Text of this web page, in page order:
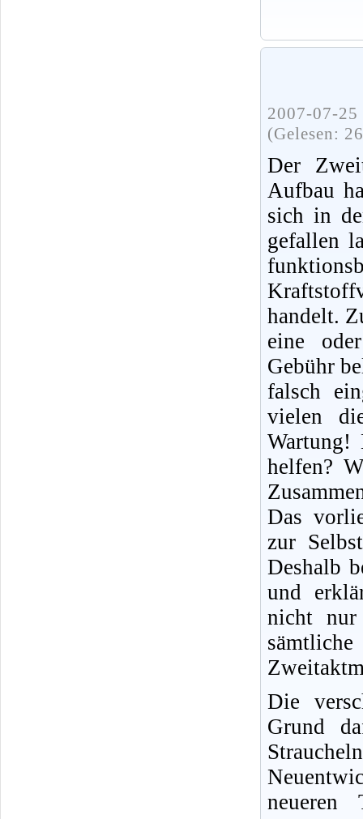
2007-07-
(Gelesen:
Der
Aufbau
sich in
gefallen
handelt.
eine
Gebühr
falsch
vielen
Wartung!
helfen?
Das
zur
Deshalb
und
nicht
Die
Grund
neueren